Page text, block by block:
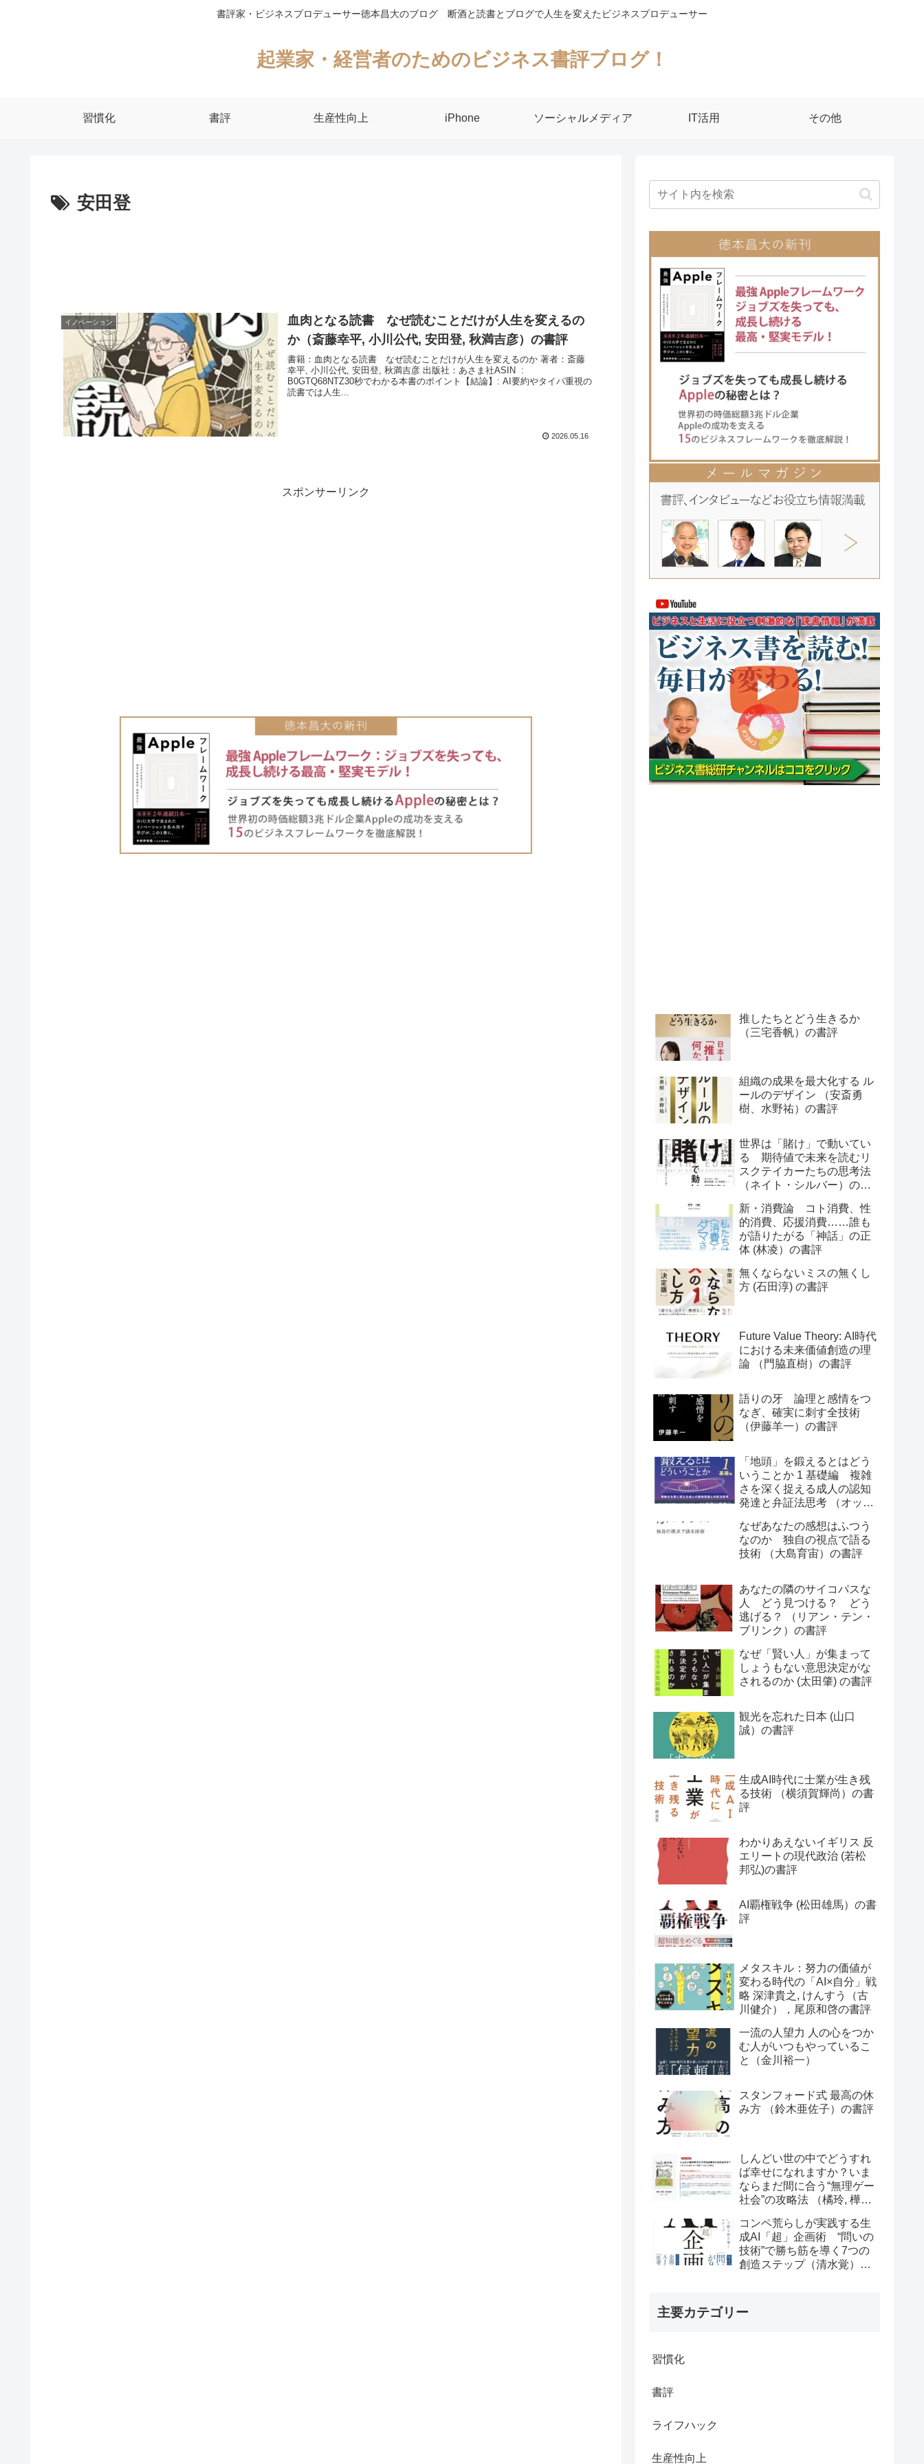
書評家・ビジネスプロデューサー徳本昌大のブログ 断酒と読書とブログで人生を変えたビジネスプロデューサー
起業家・経営者のためのビジネス書評ブログ！
習慣化 書評 生産性向上 iPhone ソーシャルメディア IT活用 その他
安田登
イノベーション
血肉となる読書 なぜ読むことだけが人生を変えるの
か（斎藤幸平, 小川公代, 安田登, 秋満吉彦）の書評
書籍：血肉となる読書 なぜ読むことだけが人生を変えるのか 著者：斎藤
幸平, 小川公代, 安田登, 秋満吉彦 出版社：あさま社ASIN ‏ : ‎
B0GTQ68NTZ30秒でわかる本書のポイント【結論】: AI要約やタイパ重視の
読書では人生...
2026.05.16
スポンサーリンク
推したちとどう生きるか
（三宅香帆）の書評
組織の成果を最大化する ル
ールのデザイン （安斎勇
樹、水野祐）の書評
世界は「賭け」で動いてい
る 期待値で未来を読むリ
スクテイカーたちの思考法
（ネイト・シルバー）の書
新・消費論 コト消費、性
的消費、応援消費……誰も
が語りたがる「神話」の正
体 (林凌）の書評
無くならないミスの無くし
方 (石田淳) の書評
Future Value Theory: AI時代
における未来価値創造の理
論 （門脇直樹）の書評
語りの牙 論理と感情をつ
なぎ、確実に刺す全技術
（伊藤羊一）の書評
「地頭」を鍛えるとはどう
いうことか 1 基礎編 複雑
さを深く捉える成人の認知
発達と弁証法思考 （オット
なぜあなたの感想はふつう
なのか 独自の視点で語る
技術 （大島育宙）の書評
あなたの隣のサイコパスな
人 どう見つける？ どう
逃げる？ （リアン・テン・
ブリンク）の書評
なぜ「賢い人」が集まって
しょうもない意思決定がな
されるのか (太田肇) の書評
観光を忘れた日本 (山口
誠）の書評
生成AI時代に士業が生き残
る技術 （横須賀輝尚）の書
評
わかりあえないイギリス 反
エリートの現代政治 (若松
邦弘)の書評
AI覇権戦争 (松田雄馬）の書
評
メタスキル：努力の価値が
変わる時代の「AI×自分」戦
略 深津貴之, けんすう（古
川健介），尾原和啓の書評
一流の人望力 人の心をつか
む人がいつもやっているこ
と（金川裕一）
スタンフォード式 最高の休
み方 （鈴木亜佐子）の書評
しんどい世の中でどうすれ
ば幸せになれますか？いま
ならまだ間に合う“無理ゲー
社会”の攻略法 （橘玲, 樺山
コンペ荒らしが実践する生
成AI「超」企画術 “問いの
技術”で勝ち筋を導く7つの
創造ステップ（清水覚）の
主要カテゴリー
習慣化
書評
ライフハック
生産性向上